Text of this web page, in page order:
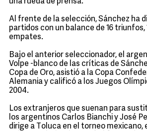
Al frente de la selección, Sánchez ha
partidos con un balance de 16 triunfos,
empates.
Bajo el anterior seleccionador, el
Volpe -blanco de las críticas de
Copa de Oro, asistió a la Copa
Alemania y calificó a los Juegos
2004.
Los extranjeros que suenan para
los argentinos Carlos Bianchi y José
dirige a Toluca en el torneo mexicano,